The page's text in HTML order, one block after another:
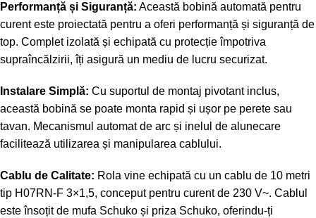
Performanță și Siguranță: Această bobină automată pentru
curent este proiectată pentru a oferi performanță și siguranță de
top. Complet izolată și echipată cu protecție împotriva
supraîncălzirii, îți asigură un mediu de lucru securizat.
Instalare Simplă: Cu suportul de montaj pivotant inclus,
această bobină se poate monta rapid și ușor pe perete sau
tavan. Mecanismul automat de arc și inelul de alunecare
facilitează utilizarea și manipularea cablului.
Cablu de Calitate: Rola vine echipată cu un cablu de 10 metri
tip H07RN-F 3×1,5, conceput pentru curent de 230 V~. Cablul
este însoțit de mufa Schuko și priza Schuko, oferindu-ți